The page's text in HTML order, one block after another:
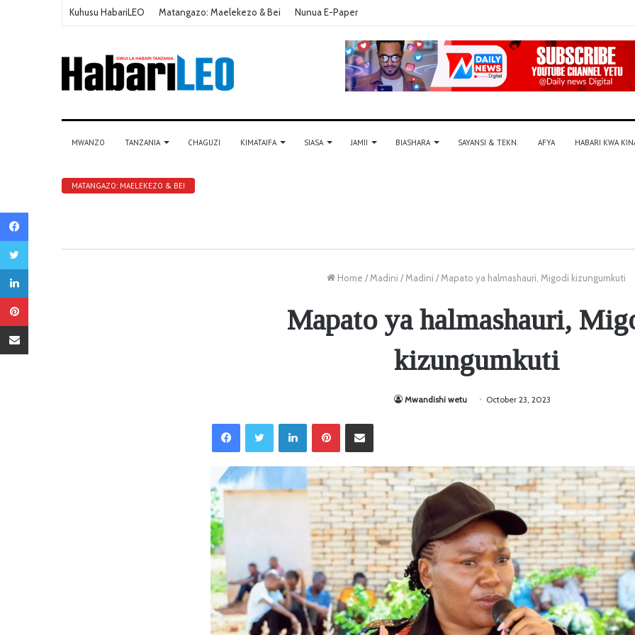
Kuhusu HabariLEO Matangazo: Maelekezo & Bei Nunua E-Paper
MWANZO TANZANIA CHAGUZI KIMATAIFA SIASA JAMII BIASHARA SAYANSI & TEKN. AFYA HABARI KWA
MATANGAZO: MAELEKEZO & BEI
Home / Madini / Madini / Mapato ya halmashauri, Migodi kizungumkuti
Mapato ya halmashauri,
kizungumkuti
Mwandishi wetu October 23, 2023
LinkedIn